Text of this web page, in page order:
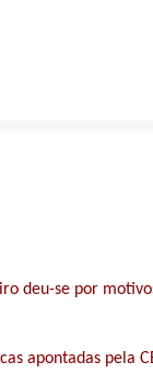
deu-se por
apontadas pela